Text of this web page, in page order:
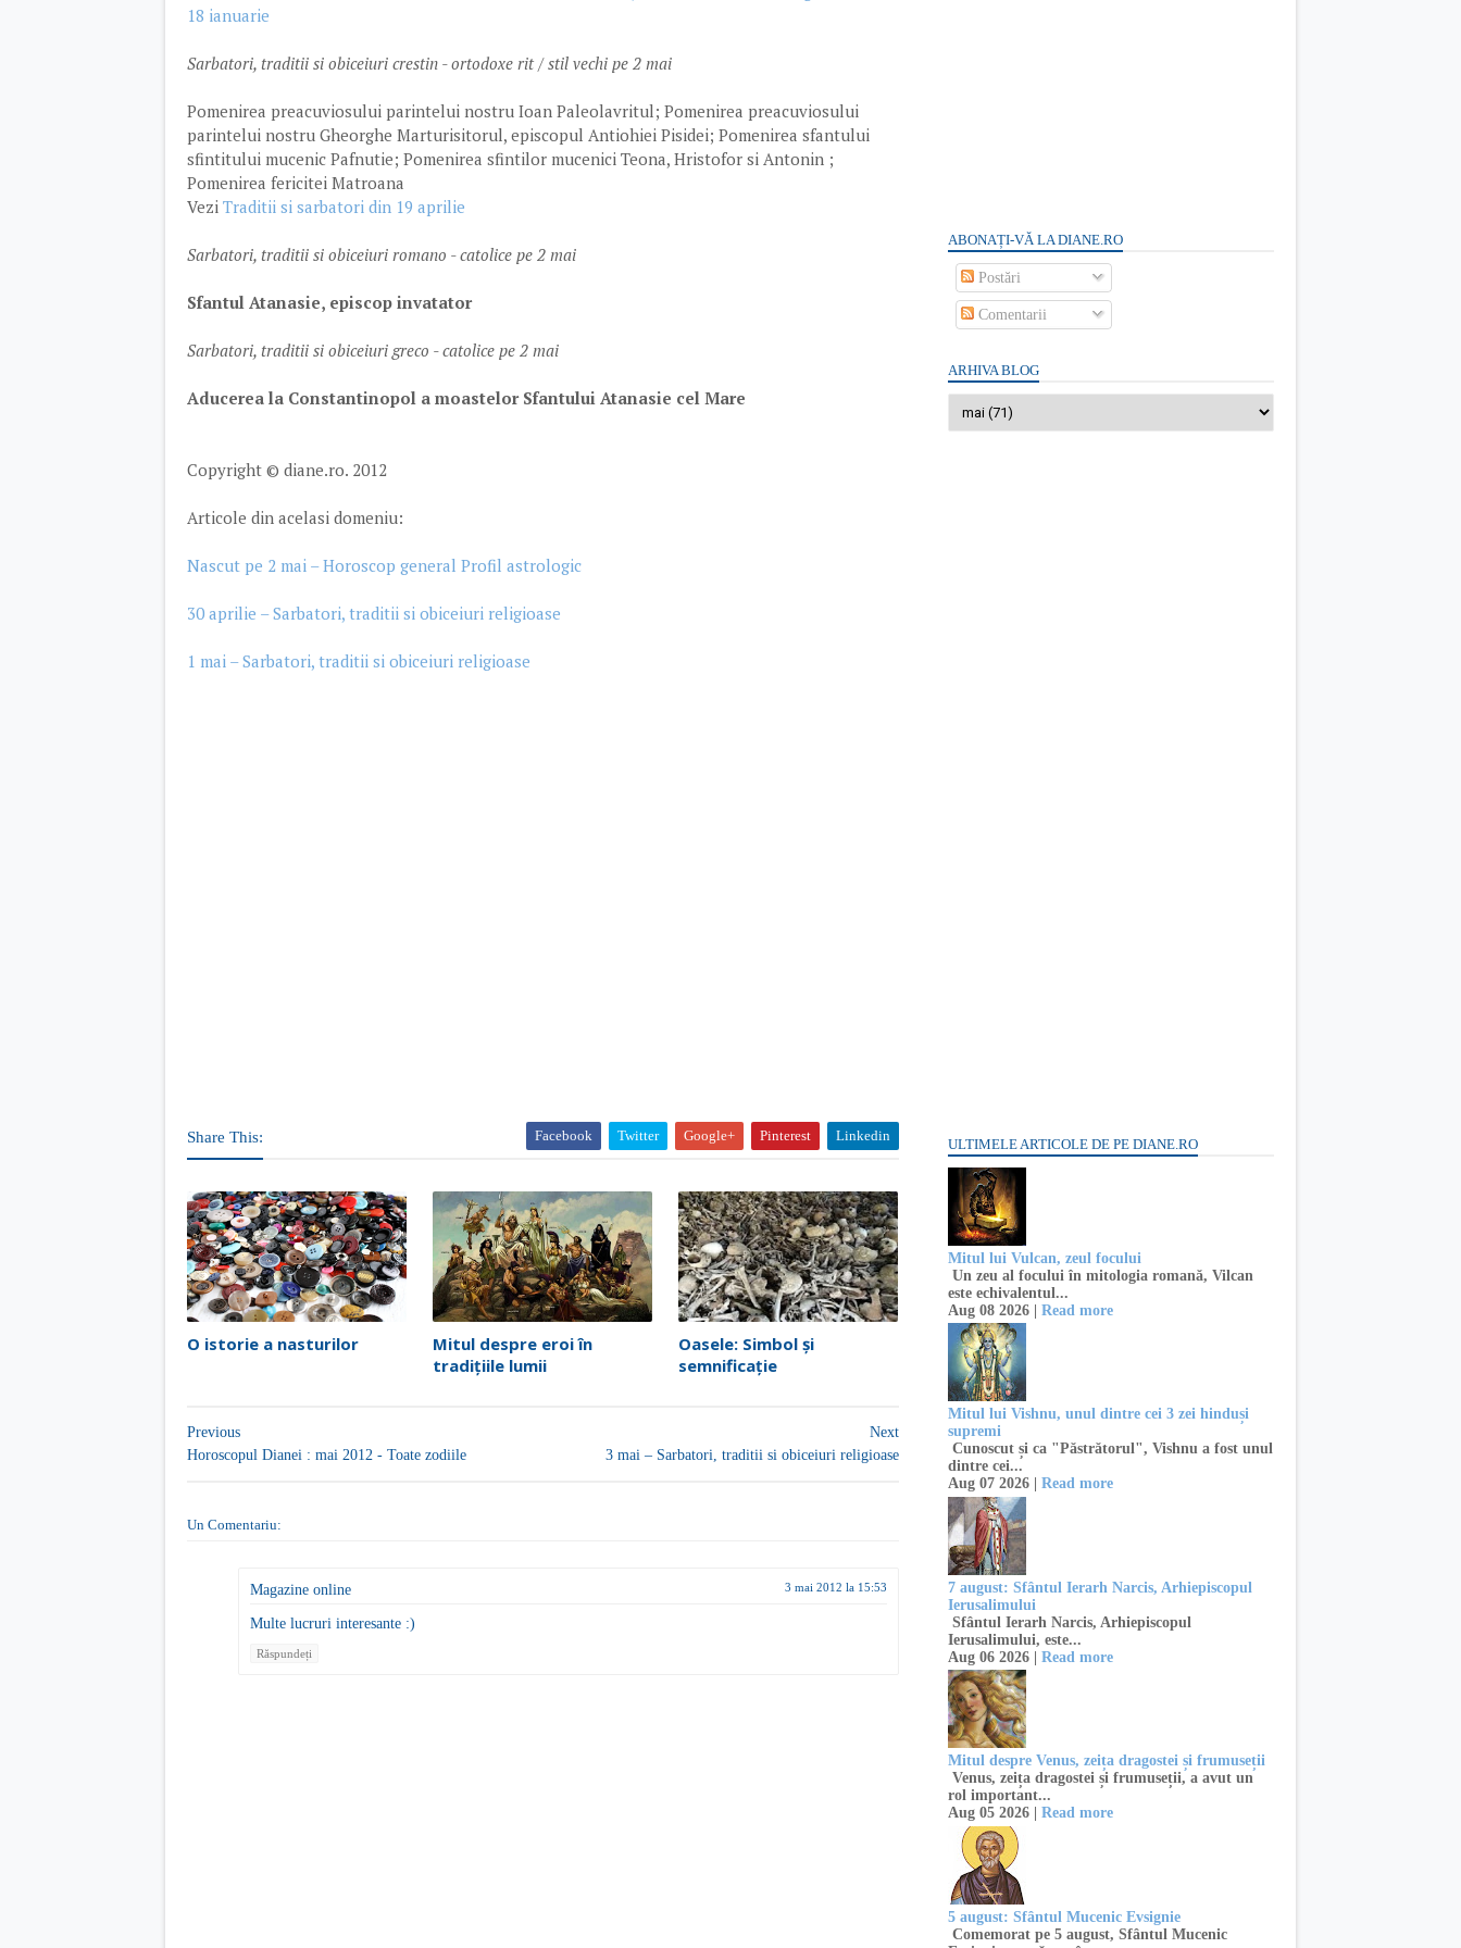
18 ianuarie
Sarbatori, traditii si obiceiuri crestin - ortodoxe rit / stil vechi pe 2 mai
Pomenirea preacuviosului parintelui nostru Ioan Paleolavritul; Pomenirea preacuviosului
parintelui nostru Gheorghe Marturisitorul, episcopul Antiohiei Pisidei; Pomenirea sfantului
sfintitului mucenic Pafnutie; Pomenirea sfintilor mucenici Teona, Hristofor si Antonin ;
Pomenirea fericitei Matroana
Vezi Traditii si sarbatori din 19 aprilie
Sarbatori, traditii si obiceiuri romano - catolice pe 2 mai
Sfantul Atanasie, episcop invatator
Sarbatori, traditii si obiceiuri greco - catolice pe 2 mai
Aducerea la Constantinopol a moastelor Sfantului Atanasie cel Mare
Copyright © diane.ro. 2012
Articole din acelasi domeniu:
Nascut pe 2 mai – Horoscop general Profil astrologic
30 aprilie – Sarbatori, traditii si obiceiuri religioase
1 mai – Sarbatori, traditii si obiceiuri religioase
Share This: Facebook Twitter Google+ Pinterest Linkedin
O istorie a nasturilor
Mitul despre eroi în
tradițiile lumii
Oasele: Simbol și
semnificație
Next
3 mai – Sarbatori, traditii si obiceiuri religioase
Previous
Horoscopul Dianei : mai 2012 - Toate zodiile
Un Comentariu:
Magazine online 3 mai 2012 la 15:53
Multe lucruri interesante :)
Răspundeți
ABONAȚI-VĂ LA DIANE.RO
Postări
Comentarii
ARHIVA BLOG
ULTIMELE ARTICOLE DE PE DIANE.RO
Mitul lui Vulcan, zeul focului
Un zeu al focului în mitologia romană, Vilcan
este echivalentul...
Aug 08 2026 | Read more
Mitul lui Vishnu, unul dintre cei 3 zei hinduși
supremi
Cunoscut și ca "Păstrătorul", Vishnu a fost unul
dintre cei...
Aug 07 2026 | Read more
7 august: Sfântul Ierarh Narcis, Arhiepiscopul
Ierusalimului
Sfântul Ierarh Narcis, Arhiepiscopul
Ierusalimului, este...
Aug 06 2026 | Read more
Mitul despre Venus, zeița dragostei și frumuseții
Venus, zeița dragostei și frumuseții, a avut un
rol important...
Aug 05 2026 | Read more
5 august: Sfântul Mucenic Evsignie
Comemorat pe 5 august, Sfântul Mucenic